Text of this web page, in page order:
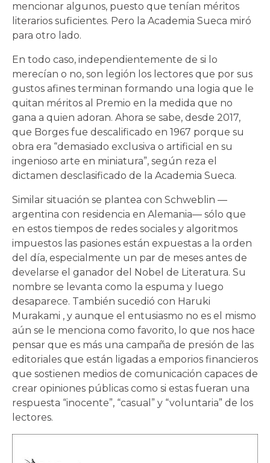
mencionar algunos, puesto que tenían méritos
literarios suficientes. Pero la Academia Sueca miró
para otro lado.
En todo caso, independientemente de si lo
merecían o no, son legión los lectores que por sus
gustos afines terminan formando una logia que le
quitan méritos al Premio en la medida que no
gana a quien adoran. Ahora se sabe, desde 2017,
que Borges fue descalificado en 1967 porque su
obra era “demasiado exclusiva o artificial en su
ingenioso arte en miniatura”, según reza el
dictamen desclasificado de la Academia Sueca.
Similar situación se plantea con Schweblin —
argentina con residencia en Alemania— sólo que
en estos tiempos de redes sociales y algoritmos
impuestos las pasiones están expuestas a la orden
del día, especialmente un par de meses antes de
develarse el ganador del Nobel de Literatura. Su
nombre se levanta como la espuma y luego
desaparece. También sucedió con Haruki
Murakami , y aunque el entusiasmo no es el mismo
aún se le menciona como favorito, lo que nos hace
pensar que es más una campaña de presión de las
editoriales que están ligadas a emporios financieros
que sostienen medios de comunicación capaces de
crear opiniones públicas como si estas fueran una
respuesta “inocente”, “casual” y “voluntaria” de los
lectores.